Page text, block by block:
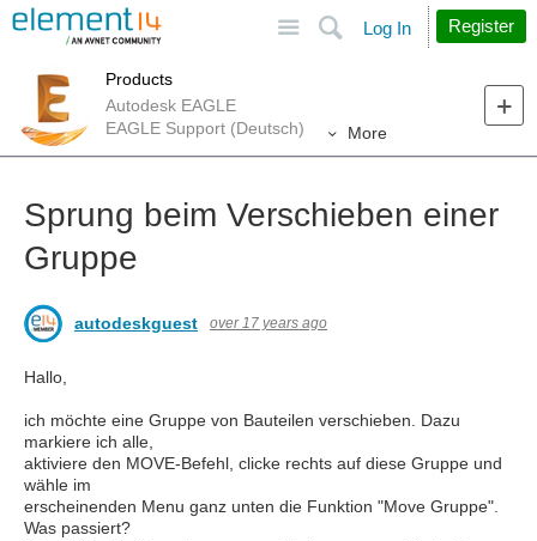
Search
Log In Register
Products
Autodesk EAGLE
EAGLE Support (Deutsch)
More
Sprung beim Verschieben einer
Gruppe
autodeskguest over 17 years ago
Hallo,
ich möchte eine Gruppe von Bauteilen verschieben. Dazu
markiere ich alle,
aktiviere den MOVE-Befehl, clicke rechts auf diese Gruppe und
wähle im
erscheinenden Menu ganz unten die Funktion "Move Gruppe".
Was passiert?